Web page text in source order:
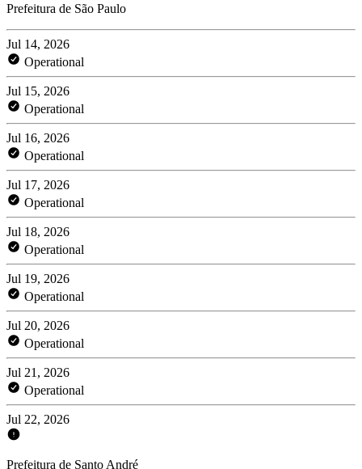
Prefeitura de São Paulo
Jul 14, 2026
Operational
Jul 15, 2026
Operational
Jul 16, 2026
Operational
Jul 17, 2026
Operational
Jul 18, 2026
Operational
Jul 19, 2026
Operational
Jul 20, 2026
Operational
Jul 21, 2026
Operational
Jul 22, 2026
Prefeitura de Santo André